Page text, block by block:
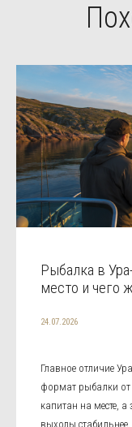
Рыбалка в
место и чего
24.07.2026
Главное отличие
формат рыбалки от
капитан на месте,
выходы